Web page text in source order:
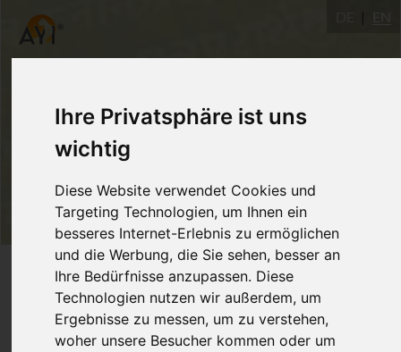
Ihre Privatsphäre ist uns
wichtig
Diese Website verwendet Cookies und
Targeting Technologien, um Ihnen ein
besseres Internet-Erlebnis zu ermöglichen
und die Werbung, die Sie sehen, besser an
Ihre Bedürfnisse anzupassen. Diese
Technologien nutzen wir außerdem, um
Ergebnisse zu messen, um zu verstehen,
woher unsere Besucher kommen oder um
Login